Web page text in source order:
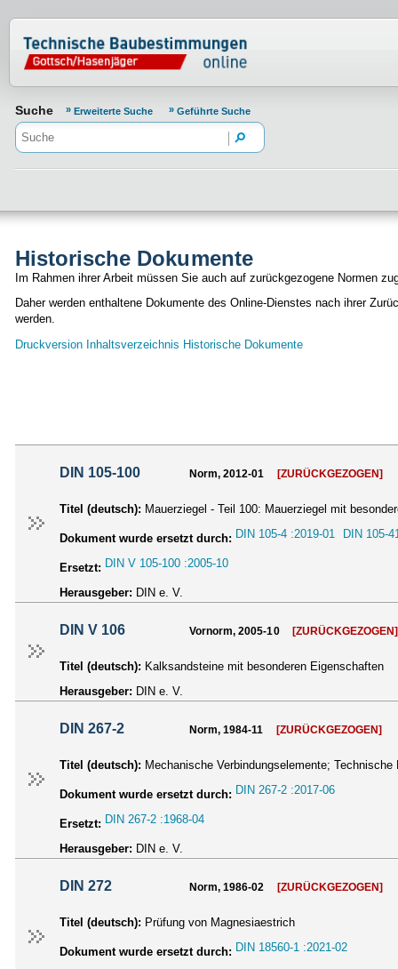
Normenportal Barrierefreiheit
Suche Erweiterte Suche Geführte Suche
Historische Dokumente
Im Rahmen ihrer Arbeit müssen Sie auch auf zurückgezogene Normen
Daher werden enthaltene Dokumente des Online-Dienstes nach ihrer
werden.
Druckversion Inhaltsverzeichnis Historische Dokumente
DIN 105-100 Norm, 2012-01 [ZURÜCKGEZOGEN]
Titel (deutsch): Mauerziegel - Teil 100: Mauerziegel mit
Dokument wurde ersetzt durch: DIN 105-4 :2019-01 DIN 105-
Ersetzt: DIN V 105-100 :2005-10
Herausgeber: DIN e. V.
DIN V 106 Vornorm, 2005-10 [ZURÜCKGEZOGEN]
Titel (deutsch): Kalksandsteine mit besonderen Eigenschaften
Herausgeber: DIN e. V.
DIN 267-2 Norm, 1984-11 [ZURÜCKGEZOGEN]
Titel (deutsch): Mechanische Verbindungselemente;
Dokument wurde ersetzt durch: DIN 267-2 :2017-06
Ersetzt: DIN 267-2 :1968-04
Herausgeber: DIN e. V.
DIN 272 Norm, 1986-02 [ZURÜCKGEZOGEN]
Titel (deutsch): Prüfung von Magnesiaestrich
Dokument wurde ersetzt durch: DIN 18560-1 :2021-02